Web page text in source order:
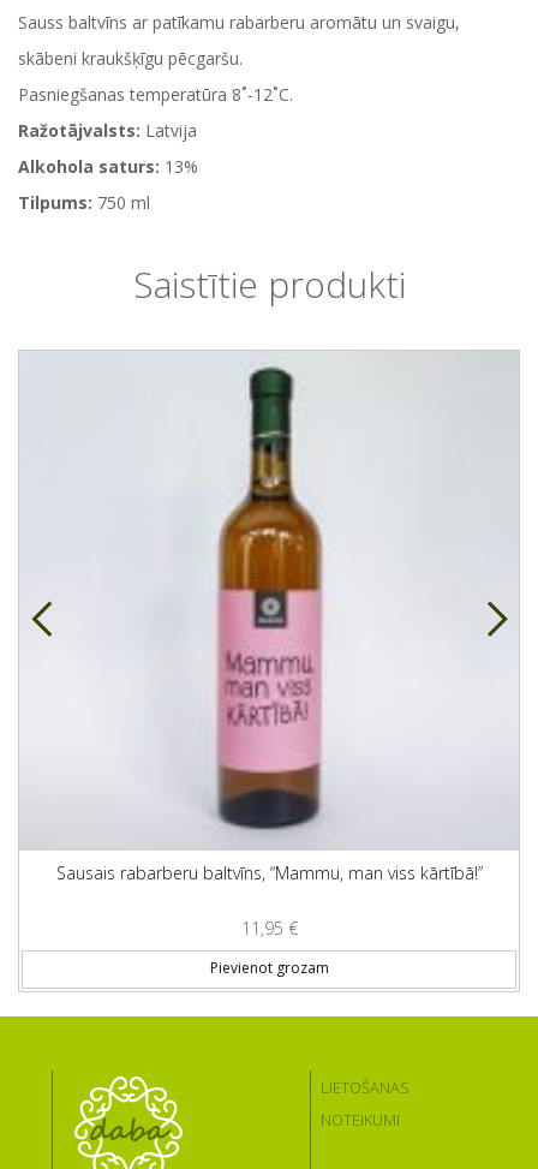
Sauss baltvīns ar patīkamu rabarberu aromātu un svaigu,
skābeni kraukšķīgu pēcgaršu.
Pasniegšanas temperatūra 8˚-12˚C.
Ražotājvalsts: Latvija
Alkohola saturs: 13%
Tilpums: 750 ml
Saistītie produkti
Sausais rabarberu baltvīns, “Mammu, man viss kārtībā!”
11,95 €
Pievienot grozam
LIETOŠANAS
NOTEIKUMI